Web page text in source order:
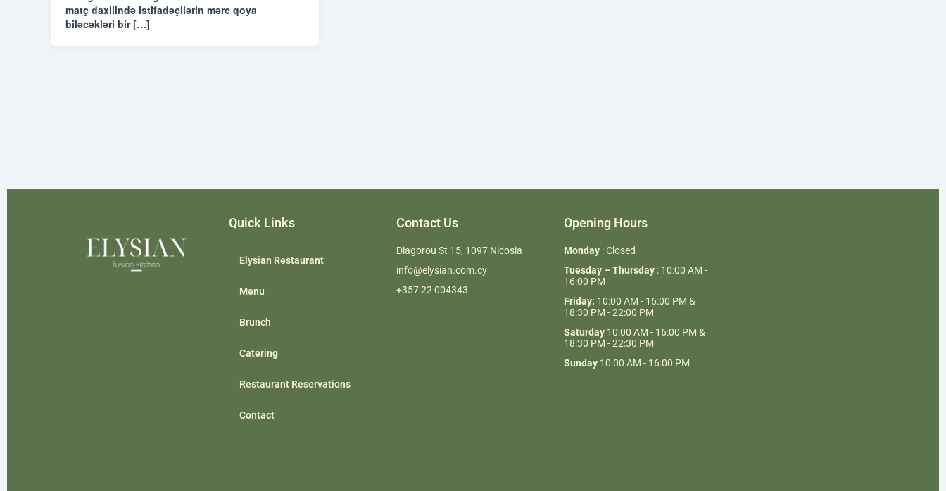
matç daxilində istifadəçilərin mərc qoya
biləcəkləri bir […]
Quick Links
Elysian Restaurant
Menu
Brunch
Catering
Restaurant Reservations
Contact
Contact Us
Diagorou St 15, 1097 Nicosia
info@elysian.com.cy
+357 22 004343
Opening Hours
Monday : Closed
Tuesday – Thursday : 10:00 AM -
16:00 PM
Friday: 10:00 AM - 16:00 PM &
18:30 PM - 22:00 PM
Saturday 10:00 AM - 16:00 PM &
18:30 PM - 22:30 PM
Sunday 10:00 AM - 16:00 PM